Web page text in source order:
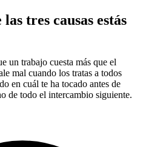
tres causas estás
un trabajo cuesta más que el
mal cuando los tratas a todos
en cuál te ha tocado antes de
de todo el intercambio siguiente.